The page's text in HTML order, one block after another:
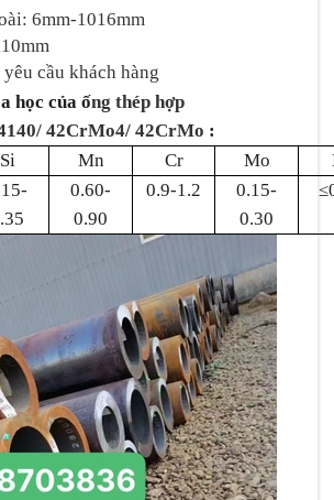
6mm-1016mm
cầu khách hàng
học của ống thép hợp
42CrMo4/ 42CrMo :
Si Mn Cr Mo
0.60-
0.90
0.9-1.2
0.15-
0.30